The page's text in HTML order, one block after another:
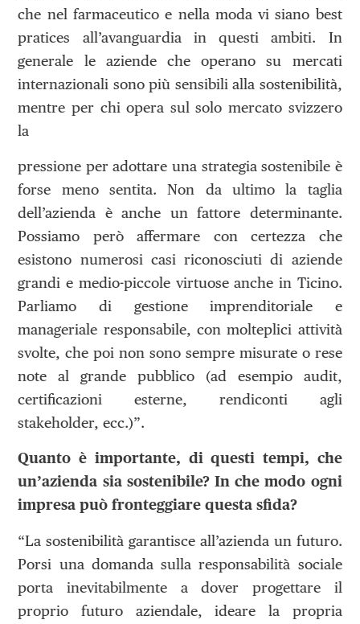
che nel farmaceutico e nella moda vi siano best
pratices all’avanguardia in questi ambiti. In
generale le aziende che operano su mercati
internazionali sono più sensibili alla sostenibilità,
mentre per chi opera sul solo mercato svizzero
la
pressione per adottare una strategia sostenibile è
forse meno sentita. Non da ultimo la taglia
dell’azienda è anche un fattore determinante.
Possiamo però affermare con certezza che
esistono numerosi casi riconosciuti di aziende
grandi e medio-piccole virtuose anche in Ticino.
Parliamo di gestione imprenditoriale e
manageriale responsabile, con molteplici attività
svolte, che poi non sono sempre misurate o rese
note al grande pubblico (ad esempio audit,
certificazioni esterne, rendiconti agli
stakeholder, ecc.)”.
Quanto è importante, di questi tempi, che
un’azienda sia sostenibile? In che modo ogni
impresa può fronteggiare questa sfida?
“La sostenibilità garantisce all’azienda un futuro.
Porsi una domanda sulla responsabilità sociale
porta inevitabilmente a dover progettare il
proprio futuro aziendale, ideare la propria